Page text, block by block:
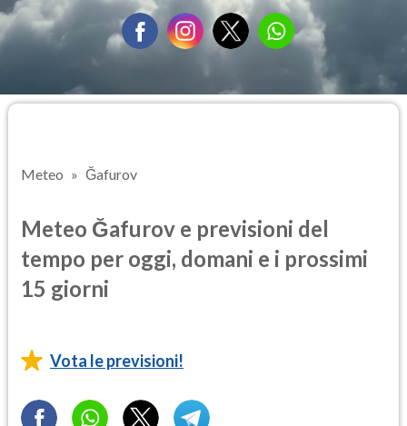
Meteo Ğafurov
Meteo Ğafurov e previsioni del
tempo per oggi, domani e i prossimi
15 giorni
Vota le previsioni!